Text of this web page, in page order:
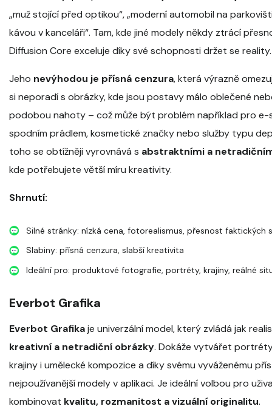
„muž stojící před optikou“, „moderní automobil na
kávou v kanceláři“. Tam, kde jiné modely někdy ztrácí
Diffusion Core exceluje díky své schopnosti držet se reality.
Jeho nevýhodou je přísná cenzura, která výrazně
si neporadí s obrázky, kde jsou postavy málo oblečené
podobou nahoty – což může být problém například pro e-
spodním prádlem, kosmetické značky nebo služby typu
toho se obtížněji vyrovnává s abstraktními a
kde potřebujete větší míru kreativity.
Shrnutí:
Silné stránky: nízká cena, fotorealismus, přesnost faktických
Slabiny: přísná cenzura, slabší kreativita
Ideální pro: produktové fotografie, portréty, krajiny, reálné
Everbot Grafika
Everbot Grafikaje univerzální model, který zvládá jak
kreativní a netradiční obrázky. Dokáže vytvářet
krajiny i umělecké kompozice a díky svému vyváženému
nejpoužívanější modely v aplikaci. Je ideální volbou pro
kombinovat kvalitu, rozmanitost a vizuální originalitu.